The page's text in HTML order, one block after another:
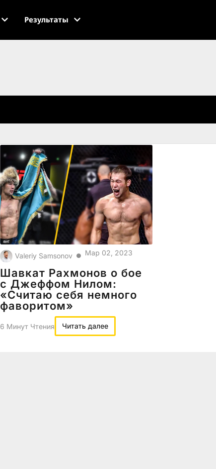
Результаты
Valeriy Samsonov ● Мар 02, 2023
Шавкат Рахмонов о бое
с Джеффом Нилом:
«Считаю себя немного
фаворитом»
6 Минут Чтения Читать далее